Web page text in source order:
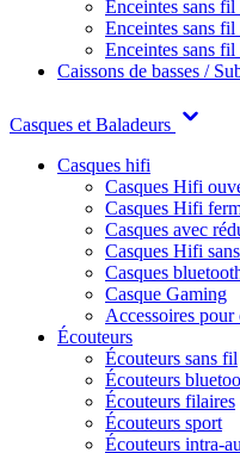
Enceintes sans
Enceintes sans
Enceintes sans
Caissons de basses /
Casques et Baladeurs
Casques hifi
Casques Hifi
Casques Hifi
Casques avec
Casques Hifi
Casques
Casque Gaming
Accessoires pour
Écouteurs
Écouteurs sans fil
Écouteurs
Écouteurs filaires
Écouteurs sport
Écouteurs intra-